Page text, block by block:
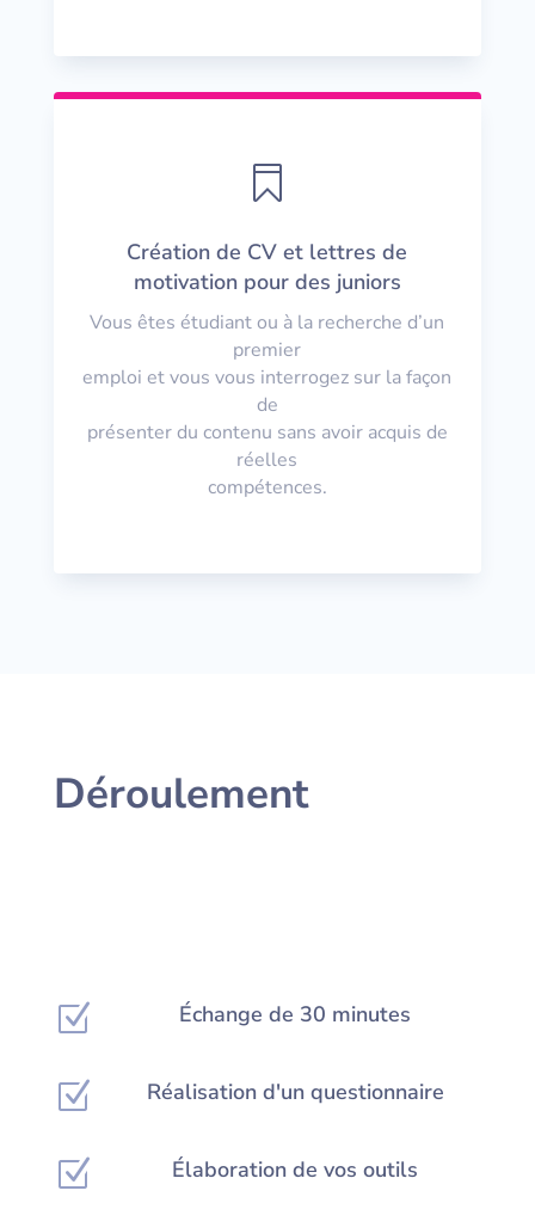

Création de CV et lettres de
motivation pour des juniors
Vous êtes étudiant ou à la recherche d’un
premier
emploi et vous vous interrogez sur la façon
de
présenter du contenu sans avoir acquis de
réelles
compétences.
Déroulement
Z Échange de 30 minutes
Z Réalisation d'un questionnaire
Z Élaboration de vos outils